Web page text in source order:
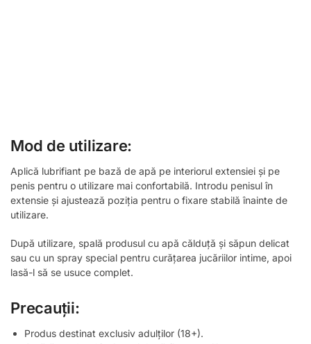
Mod de utilizare:
Aplică lubrifiant pe bază de apă pe interiorul extensiei și pe
penis pentru o utilizare mai confortabilă. Introdu penisul în
extensie și ajustează poziția pentru o fixare stabilă înainte de
utilizare.
După utilizare, spală produsul cu apă călduță și săpun delicat
sau cu un spray special pentru curățarea jucăriilor intime, apoi
lasă-l să se usuce complet.
Precauții:
Produs destinat exclusiv adulților (18+).